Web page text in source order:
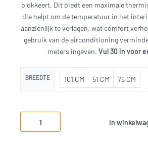
blokkeert. Dit biedt een maximale
die helpt om de temperatuur in het
aanzienlijk te verlagen, wat comfort
gebruik van de airconditioning
meters ingeven. Vul 30 in voor
BREEDTE 101 CM 51 CM 76 CM
In